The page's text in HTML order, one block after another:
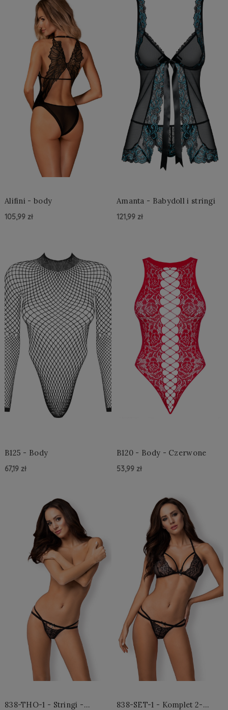
Alifini - body
105,99 zł
Amanta - Babydoll i stringi
121,99 zł
B125 - Body
67,19 zł
B120 - Body - Czerwone
53,99 zł
838-THO-1 - Stringi -
838-SET-1 - Komplet 2-